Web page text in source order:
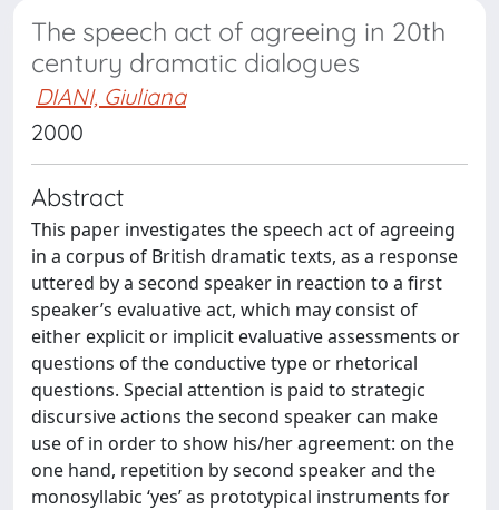
The speech act of agreeing in 20th
century dramatic dialogues
DIANI, Giuliana
2000
Abstract
This paper investigates the speech act of agreeing
in a corpus of British dramatic texts, as a response
uttered by a second speaker in reaction to a first
speaker’s evaluative act, which may consist of
either explicit or implicit evaluative assessments or
questions of the conductive type or rhetorical
questions. Special attention is paid to strategic
discursive actions the second speaker can make
use of in order to show his/her agreement: on the
one hand, repetition by second speaker and the
monosyllabic ‘yes’ as prototypical instruments for